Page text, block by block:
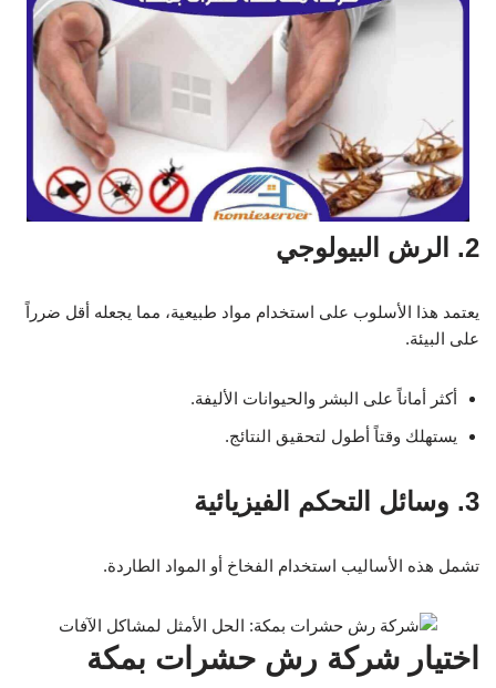
2. الرش البيولوجي
يعتمد هذا الأسلوب على استخدام مواد طبيعية، مما يجعله أقل ضرراً
على البيئة.
أكثر أماناً على البشر والحيوانات الأليفة.
يستهلك وقتاً أطول لتحقيق النتائج.
3. وسائل التحكم الفيزيائية
تشمل هذه الأساليب استخدام الفخاخ أو المواد الطاردة.
اختيار شركة رش حشرات بمكة